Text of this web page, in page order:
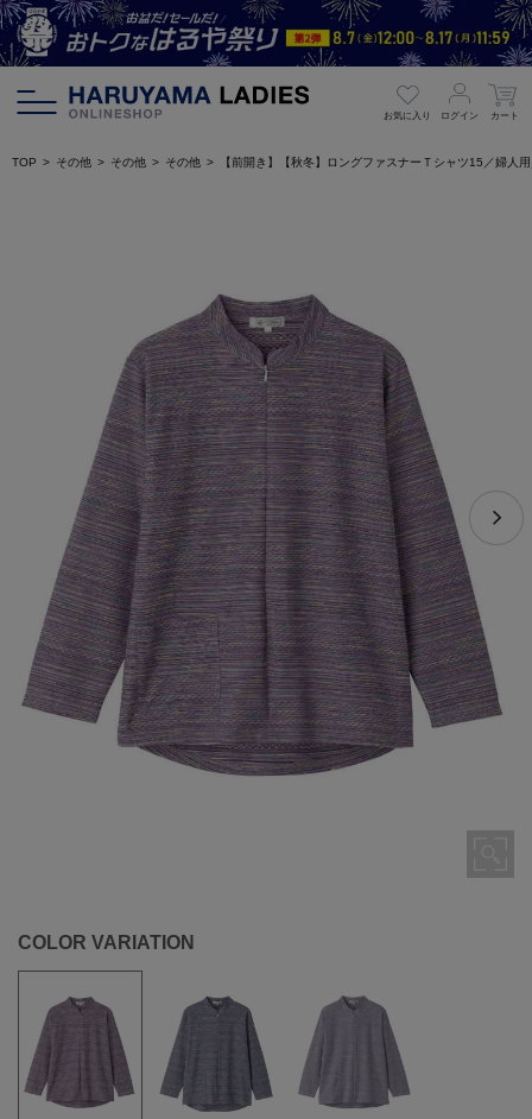
お気に入り ログイン カート
TOP その他 その他 その他 【前開き】【秋冬】ロングファスナーＴシャツ15／婦
COLOR VARIATION